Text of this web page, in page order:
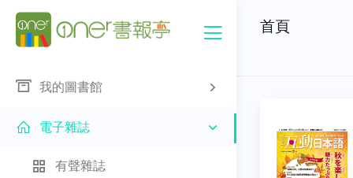
我的圖書館
電子雜誌
有聲雜誌
首頁